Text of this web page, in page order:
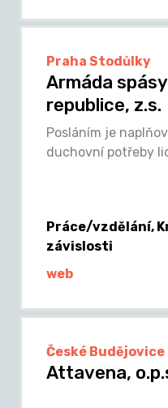
Praha Stodůlky
Armáda
republice, z.s.
Posláním je
duchovní potřeby
Práce/vzdělání,
závislosti
web
České Budějovice
Attavena,